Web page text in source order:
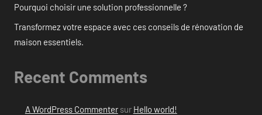
Pourquoi choisir une solution professionnelle ?
Transformez votre espace avec ces conseils de rénovation de
maison essentiels.
Recent Comments
A WordPress Commentersur Hello world!